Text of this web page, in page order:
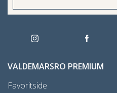
VALDEMARSRO PREMIUM
Favoritside